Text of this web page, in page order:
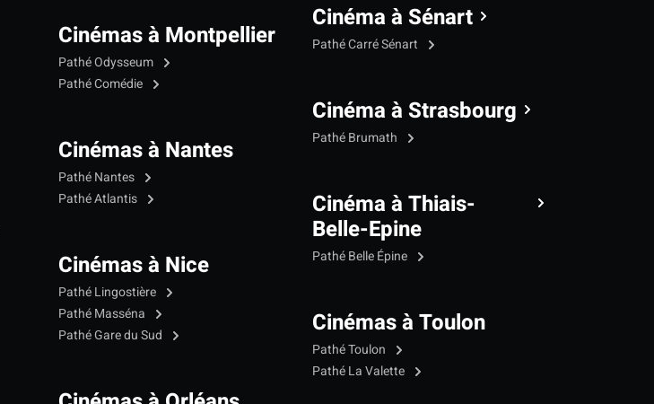
Cinémas à Montpellier
Pathé Odysseum
Pathé Comédie
Cinémas à Nantes
Pathé Nantes
Pathé Atlantis
Cinémas à Nice
Pathé Lingostière
Pathé Masséna
Pathé Gare du Sud
Cinéma à Sénart
Pathé Carré Sénart
Cinéma à Strasbourg
Pathé Brumath
Cinéma à Thiais-
Belle-Epine
Pathé Belle Épine
Cinémas à Toulon
Pathé Toulon
Pathé La Valette